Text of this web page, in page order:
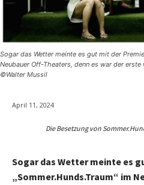
Sogar das Wetter meinte es gut mit der
Neubauer Off-Theaters, denn es war der
©Walter Mussil
April 11, 2024
Die Besetzung von
Sogar das Wetter meinte es
„Sommer.Hunds.Traum“ im